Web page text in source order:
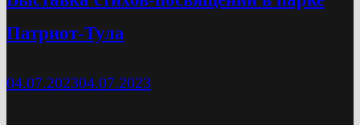
Патриот-Тула
04.07.202304.07.2023